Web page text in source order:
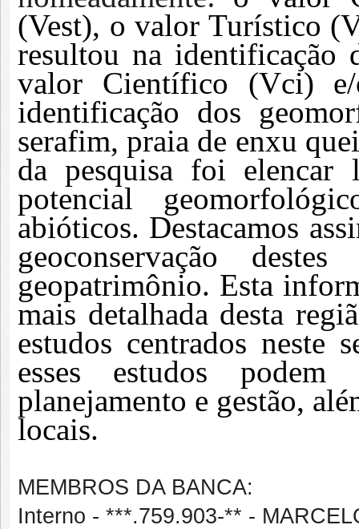
(Vest), o valor Turístico
resultou na identificação
valor Científico (Vci)
identificação dos
serafim, praia de enxu
da pesquisa foi elencar
potencial
abióticos. Destacamos
geoconservação
geopatrimônio. Esta
mais detalhada desta
estudos centrados neste
esses estudos
planejamento e gestão,
locais.
MEMBROS DA BANCA:
Interno - ***.759.903-** -